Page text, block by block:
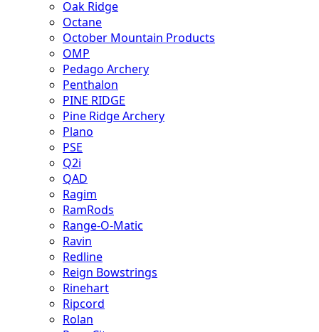
Oak Ridge
Octane
October Mountain Products
OMP
Pedago Archery
Penthalon
PINE RIDGE
Pine Ridge Archery
Plano
PSE
Q2i
QAD
Ragim
RamRods
Range-O-Matic
Ravin
Redline
Reign Bowstrings
Rinehart
Ripcord
Rolan